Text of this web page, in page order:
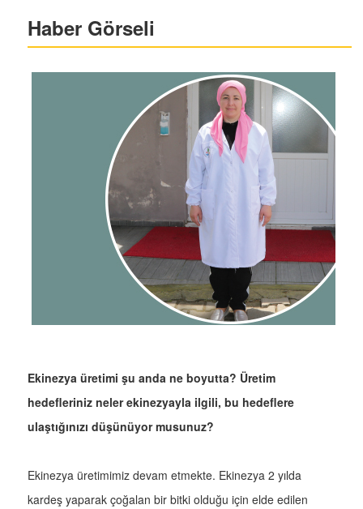
Haber Görseli
Ekinezya üretimi şu anda ne boyutta? Üretim
hedefleriniz neler ekinezyayla ilgili, bu hedeflere
ulaştığınızı düşünüyor musunuz?
Ekinezya üretimimiz devam etmekte. Ekinezya 2 yılda
kardeş yaparak çoğalan bir bitki olduğu için elde edilen